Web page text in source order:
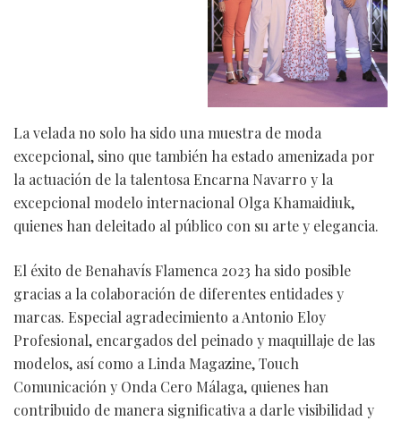
La velada no solo ha sido una muestra de moda
excepcional, sino que también ha estado amenizada por
la actuación de la talentosa Encarna Navarro y la
excepcional modelo internacional Olga Khamaidiuk,
quienes han deleitado al público con su arte y elegancia.
El éxito de Benahavís Flamenca 2023 ha sido posible
gracias a la colaboración de diferentes entidades y
marcas. Especial agradecimiento a Antonio Eloy
Profesional, encargados del peinado y maquillaje de las
modelos, así como a Linda Magazine, Touch
Comunicación y Onda Cero Málaga, quienes han
contribuido de manera significativa a darle visibilidad y